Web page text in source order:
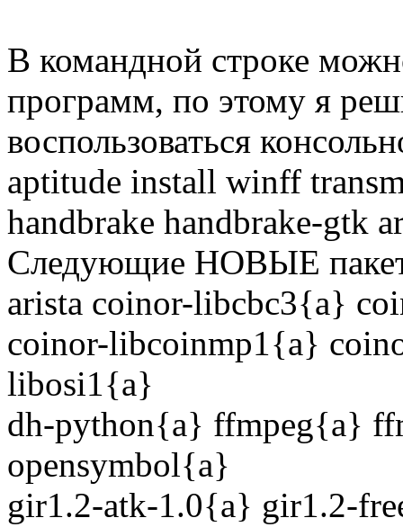
В командной строке
программ, по этому я
воспользоваться
aptitude install winff
handbrake handbrake-gtk
Следующие НОВЫЕ
arista coinor-libcbc3{a}
coinor-libcoinmp1{a}
libosi1{a}
dh-python{a} ffmpeg{a}
opensymbol{a}
gir1.2-atk-1.0{a} gir1.2-